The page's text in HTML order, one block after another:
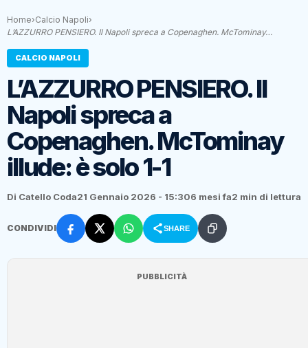
Home›Calcio Napoli›
L’AZZURRO PENSIERO. Il Napoli spreca a Copenaghen. McTominay…
CALCIO NAPOLI
L’AZZURRO PENSIERO. Il
Napoli spreca a
Copenaghen. McTominay
illude: è solo 1-1
Di Catello Coda21 Gennaio 2026 - 15:306 mesi fa2 min di lettura
CONDIVIDI SHARE
PUBBLICITÀ